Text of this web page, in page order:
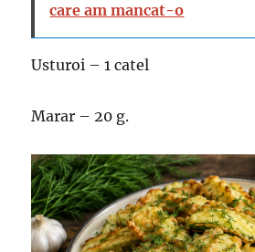
care am mancat-o
Usturoi – 1 catel
Marar – 20 g.